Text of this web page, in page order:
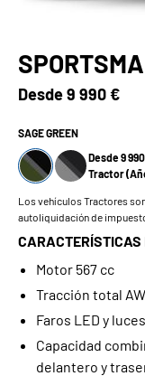
Desde9 990 €
SAGE GREEN
Desde 9
Tractor
Los vehículos Tractores
autoliquidación de
CARACTERÍSTICAS
Motor 567 cc
Tracción total
Faros LED y
Capacidad
delantero y